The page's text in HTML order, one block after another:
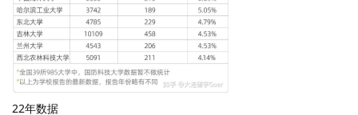
22年数据